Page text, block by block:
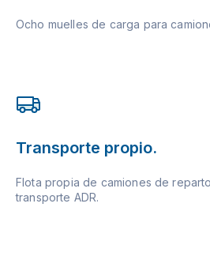
Ocho muelles de carga para
Transporte propio.
Flota propia de camiones de
transporte ADR.